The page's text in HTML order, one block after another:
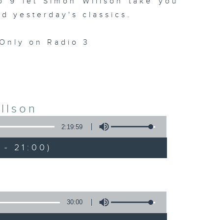
yesterday's classics.
on Radio 3
2:19:59
21:00)
30:00